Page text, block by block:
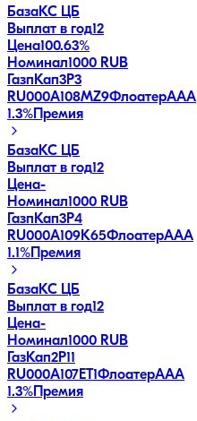
БазаКС ЦБ
Выплат в год12
Цена100.63%
Номинал1000 RUB
ГазпКап3P3
RU000A108MZ9ФлоатерAAA
1.3% Премия
БазаКС ЦБ
Выплат в год12
Цена-
Номинал1000 RUB
ГазпКап3P4
RU000A109K65ФлоатерAAA
1.1% Премия
БазаКС ЦБ
Выплат в год12
Цена-
Номинал1000 RUB
ГазКап2P11
RU000A107ET1ФлоатерAAA
1.3% Премия